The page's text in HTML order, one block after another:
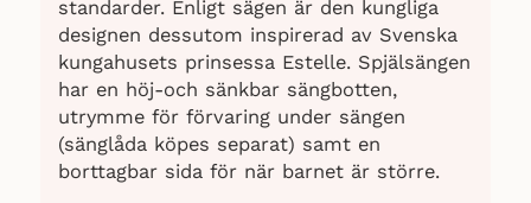
standarder. Enligt sägen är den kungliga
designen dessutom inspirerad av Svenska
kungahusets prinsessa Estelle. Spjälsängen
har en höj-och sänkbar sängbotten,
utrymme för förvaring under sängen
(sänglåda köpes separat) samt en
borttagbar sida för när barnet är större.